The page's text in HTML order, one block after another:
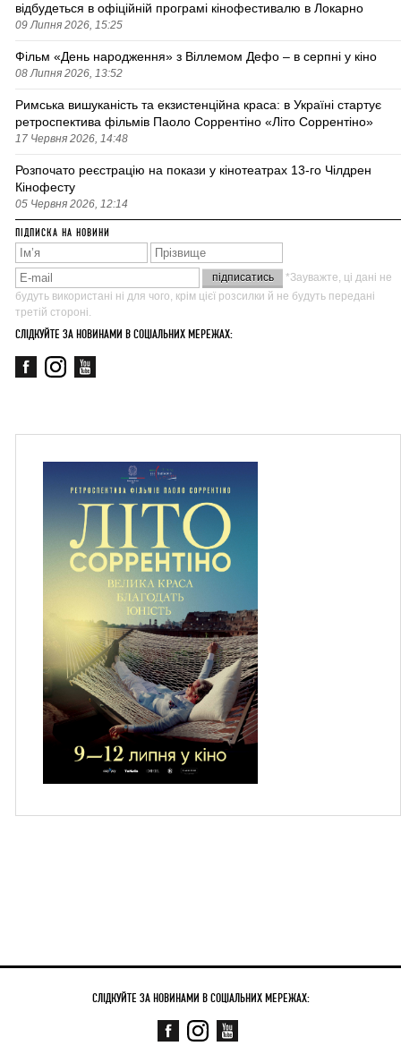
відбудеться в офіційній програмі кінофестивалю в Локарно
09 Липня 2026, 15:25
Фільм «День народження» з Віллемом Дефо – в серпні у кіно
08 Липня 2026, 13:52
Римська вишуканість та екзистенційна краса: в Україні стартує
ретроспектива фільмів Паоло Соррентіно «Літо Соррентіно»
17 Червня 2026, 14:48
Розпочато реєстрацію на покази у кінотеатрах 13-го Чілдрен
Кінофесту
05 Червня 2026, 12:14
ПІДПИСКА НА НОВИНИ
*Зауважте, ці дані не
будуть використані ні для чого, крім цієї розсилки й не будуть передані
третій стороні.
СЛІДКУЙТЕ ЗА НОВИНАМИ В СОЦІАЛЬНИХ МЕРЕЖАХ:
СЛІДКУЙТЕ ЗА НОВИНАМИ В СОЦІАЛЬНИХ МЕРЕЖАХ: